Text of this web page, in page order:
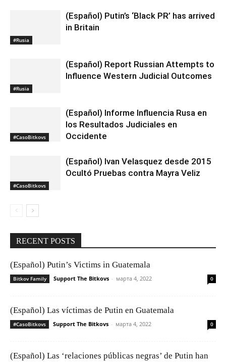
#Rusia
(Español) Putin’s ‘Black PR’ has arrived
in Britain
#Rusia
(Español) Report Russian Attempts to
Influence Western Judicial Outcomes
#CasoBitkovs
(Español) Informe Influencia Rusa en
los Resultados Judiciales en
Occidente
#CasoBitkovs
(Español) Ivan Velasquez desde 2015
Ocultó Pruebas contra Mayra Veliz
RECENT POSTS
(Español) Putin’s Victims in Guatemala
Bitkov Family Support The Bitkovs - марта 4, 2022 0
(Español) Las víctimas de Putin en Guatemala
#CasoBitkovs Support The Bitkovs - марта 4, 2022 0
(Español) Las ‘relaciones públicas negras’ de Putin han